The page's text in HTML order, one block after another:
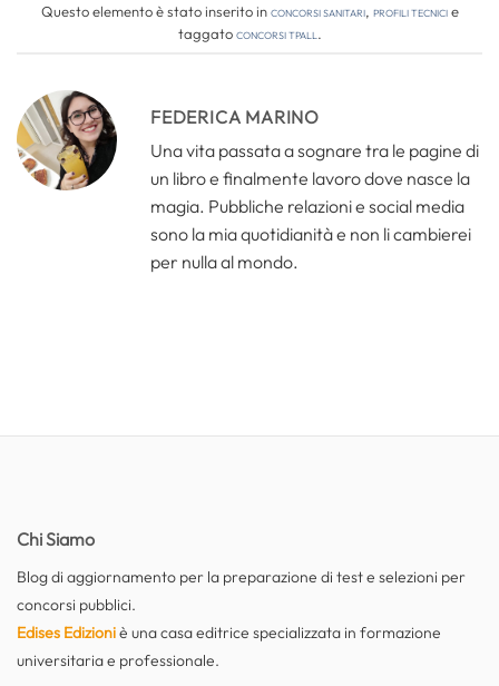
Questo elemento è stato inserito inConcorsi Sanitari, Profili tecnicie
taggatoconcorsi tpall .
FEDERICA MARINO
Una vita passata a sognare tra le pagine di
un libro e finalmente lavoro dove nasce la
magia. Pubbliche relazioni e social media
sono la mia quotidianità e non li cambierei
per nulla al mondo.
Chi Siamo
Blog di aggiornamento per la preparazione di test e selezioni per
concorsi pubblici.
Edises Edizioniè una casa editrice specializzata in formazione
universitaria e professionale.